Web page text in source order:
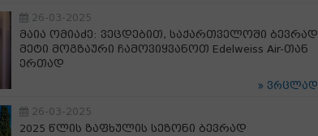
26-03-2025
მაია ომიაძე: ვეცდებით, საქართველოში ბევრად
მეტი მოგზაური ჩამოვიყვანოთ Edelweiss Air-თან
ერთად
ვრცლად
26-03-2025
2025 წლის ზაფხულის სეზონი ბევრად